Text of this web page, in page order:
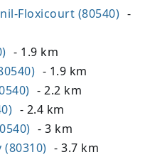
Floxicourt (80540) -
- 1.9 km
- 1.9 km
- 2.2 km
- 2.4 km
- 3 km
- 3.7 km